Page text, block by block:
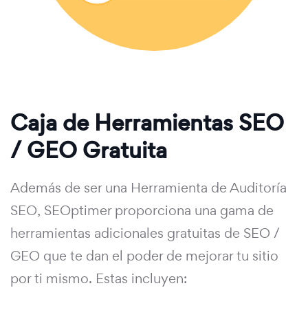
Caja de Herramientas SEO
/ GEO Gratuita
Además de ser una Herramienta de Auditoría
SEO, SEOptimer proporciona una gama de
herramientas adicionales gratuitas de SEO /
GEO que te dan el poder de mejorar tu sitio
por ti mismo. Estas incluyen: